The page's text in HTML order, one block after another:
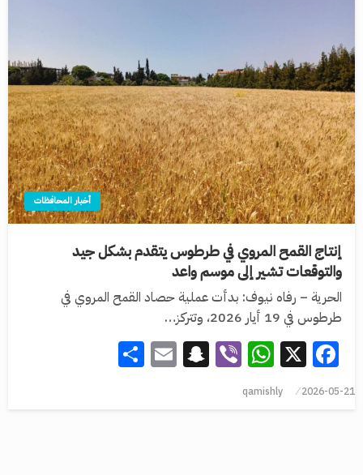
أخبار المحافظات
إنتاج القمح المروي في طرطوس يتقدم بشكل جيد
والتوقعات تشير إلى موسم واعد
الحرية – رفاه نيوف: بدأت عملية حصاد القمح المروي في
طرطوس في 19 أيار 2026، وتتركز…
Facebook
X
WhatsApp
Viber
Snapchat
Email
2026-05-21
qamishly